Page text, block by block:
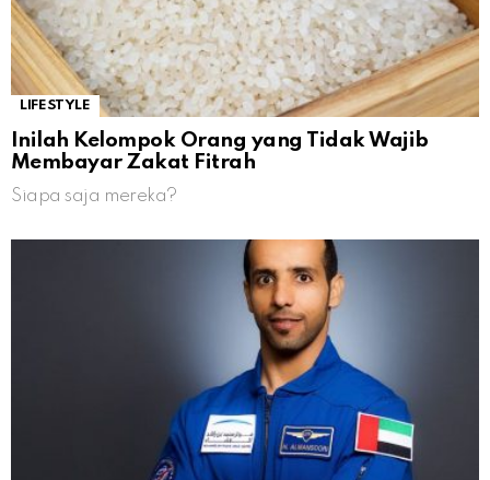
LIFESTYLE
Inilah Kelompok Orang yang Tidak Wajib
Membayar Zakat Fitrah
Siapa saja mereka?